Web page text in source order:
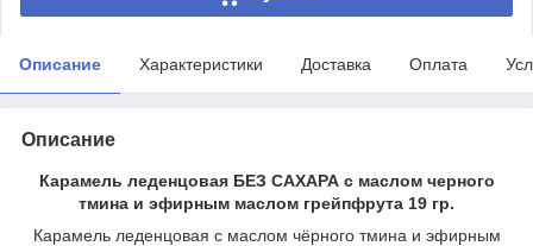
Описание Характеристики Доставка Оплата
Описание
Карамель леденцовая БЕЗ САХАРА с маслом черного
тмина и эфирным маслом грейпфрута 19 гр.
Карамель леденцовая с маслом чёрного тмина и эфирным